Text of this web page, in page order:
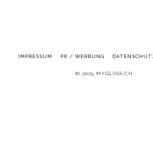
IMPRESSUM PR / WERBUNG
© 2025 MYGLOSS.CH